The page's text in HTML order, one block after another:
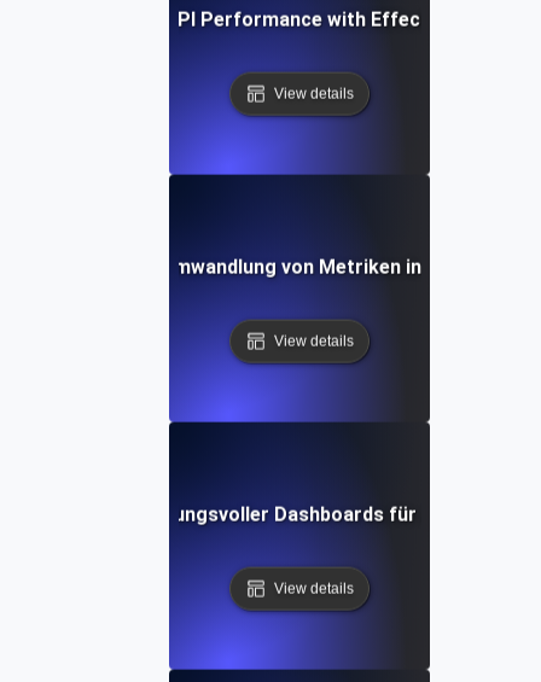
Study: Boosting API Performance with Effective SLI/
View details
SLI/SLO-Daten: Umwandlung von Metriken in
View details
Gestaltung wirkungsvoller Dashboards für API SLIs &
View details